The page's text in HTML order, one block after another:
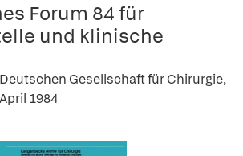
Forum 84 für
und klinische
Gesellschaft für Chirurgie,
1984